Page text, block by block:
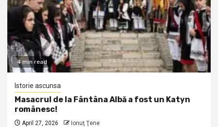
4 min read
Istorie ascunsa
Masacrul de la Fântâna Albă a fost un Katyn
românesc!
April 27, 2026 Ionuţ Ţene